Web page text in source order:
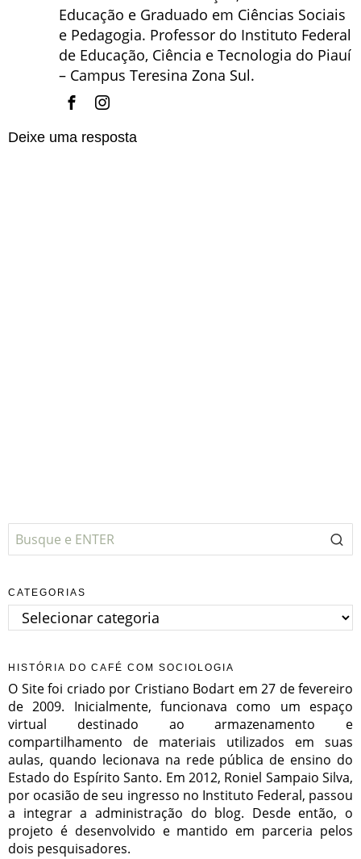
Educação e Graduado em Ciências Sociais
e Pedagogia. Professor do Instituto Federal
de Educação, Ciência e Tecnologia do Piauí
– Campus Teresina Zona Sul.
Deixe uma resposta
CATEGORIAS
Categorias
HISTÓRIA DO CAFÉ COM SOCIOLOGIA
O Site foi criado por Cristiano Bodart em 27 de fevereiro
de 2009. Inicialmente, funcionava como um espaço
virtual destinado ao armazenamento e
compartilhamento de materiais utilizados em suas
aulas, quando lecionava na rede pública de ensino do
Estado do Espírito Santo. Em 2012, Roniel Sampaio Silva,
por ocasião de seu ingresso no Instituto Federal, passou
a integrar a administração do blog. Desde então, o
projeto é desenvolvido e mantido em parceria pelos
dois pesquisadores.